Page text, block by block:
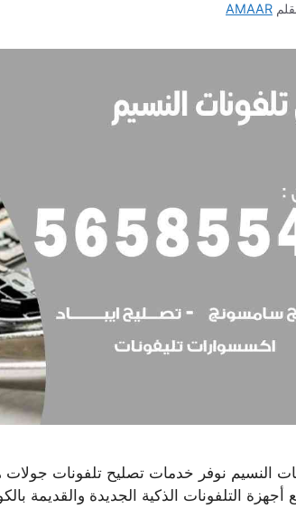
AMAAR
النسيم نوفر خدمات تصليح تلفونات
أجهزة التلفونات الذكية الجديدة والقديمة